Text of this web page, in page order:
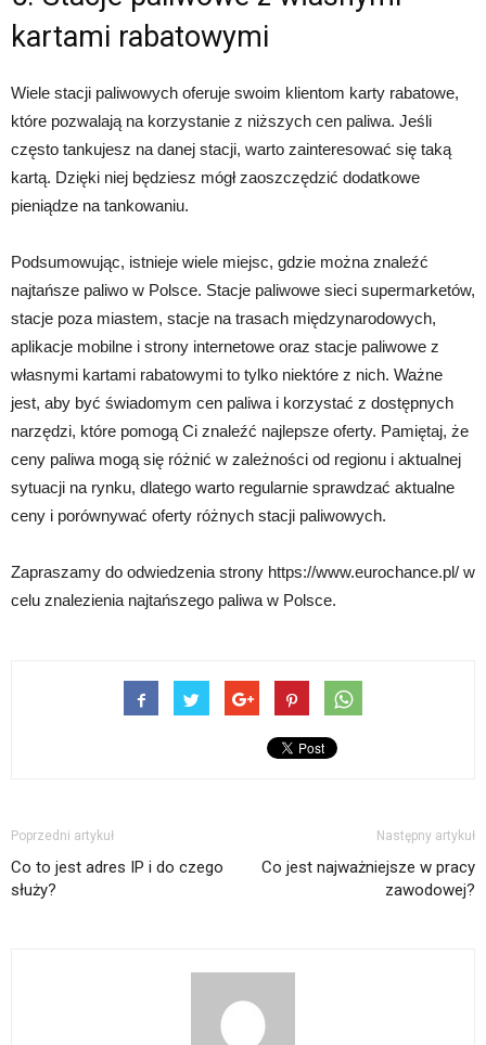
kartami rabatowymi
Wiele stacji paliwowych oferuje swoim klientom karty rabatowe,
które pozwalają na korzystanie z niższych cen paliwa. Jeśli
często tankujesz na danej stacji, warto zainteresować się taką
kartą. Dzięki niej będziesz mógł zaoszczędzić dodatkowe
pieniądze na tankowaniu.
Podsumowując, istnieje wiele miejsc, gdzie można znaleźć
najtańsze paliwo w Polsce. Stacje paliwowe sieci supermarketów,
stacje poza miastem, stacje na trasach międzynarodowych,
aplikacje mobilne i strony internetowe oraz stacje paliwowe z
własnymi kartami rabatowymi to tylko niektóre z nich. Ważne
jest, aby być świadomym cen paliwa i korzystać z dostępnych
narzędzi, które pomogą Ci znaleźć najlepsze oferty. Pamiętaj, że
ceny paliwa mogą się różnić w zależności od regionu i aktualnej
sytuacji na rynku, dlatego warto regularnie sprawdzać aktualne
ceny i porównywać oferty różnych stacji paliwowych.
Zapraszamy do odwiedzenia strony https://www.eurochance.pl/ w
celu znalezienia najtańszego paliwa w Polsce.
Poprzedni artykuł
Co to jest adres IP i do czego
służy?
Następny artykuł
Co jest najważniejsze w pracy
zawodowej?